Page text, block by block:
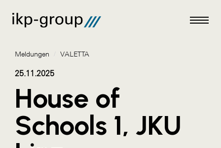
Meldungen
AKTUELLES
ACO
Meldungen / VALETTA
25.11.2025
House of
Schools 1, JKU